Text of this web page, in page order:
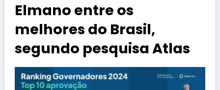
Elmano entre os
melhores do Brasil,
segundo pesquisa Atlas